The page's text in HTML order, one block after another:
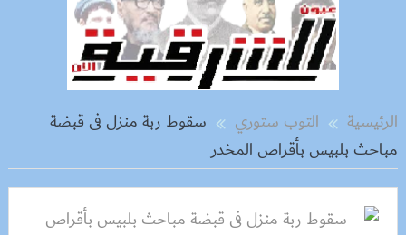
الرئيسية التوب ستوري
سقوط ربة منزل فى قبضة
مباحث بلبيس بأقراص المخدر